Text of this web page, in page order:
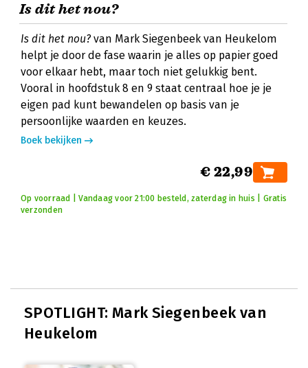
Is dit het nou?
Is dit het nou? van Mark Siegenbeek van Heukelom
helpt je door de fase waarin je alles op papier goed
voor elkaar hebt, maar toch niet gelukkig bent.
Vooral in hoofdstuk 8 en 9 staat centraal hoe je je
eigen pad kunt bewandelen op basis van je
persoonlijke waarden en keuzes.
Boek bekijken
€ 22,99
Op voorraad | Vandaag voor 21:00 besteld, zaterdag in huis | Gratis
verzonden
SPOTLIGHT: Mark Siegenbeek van
Heukelom